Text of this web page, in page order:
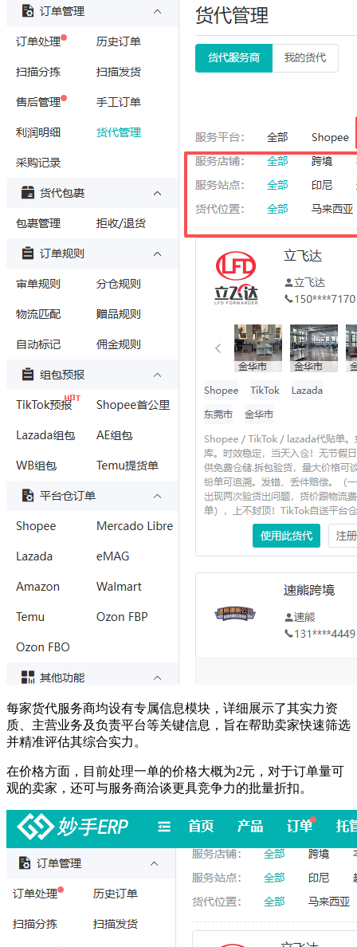
每家货代服务商均设有专属信息模块，详细展示了其实力资
质、主营业务及负责平台等关键信息，旨在帮助卖家快速筛选
并精准评估其综合实力。
在价格方面，目前处理一单的价格大概为2元，对于订单量可
观的卖家，还可与服务商洽谈更具竞争力的批量折扣。